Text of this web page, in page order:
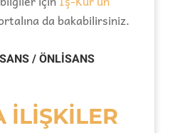
da bakabilirsiniz.
/ ÖNLİSANS
İLİŞKİLER